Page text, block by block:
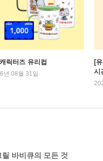
릭터즈 유리컵
년 08월 31일
[
시
바비큐의 모든 것